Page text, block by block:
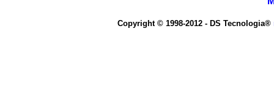
Copyright © 1998-2012 - DS Tecnologia®